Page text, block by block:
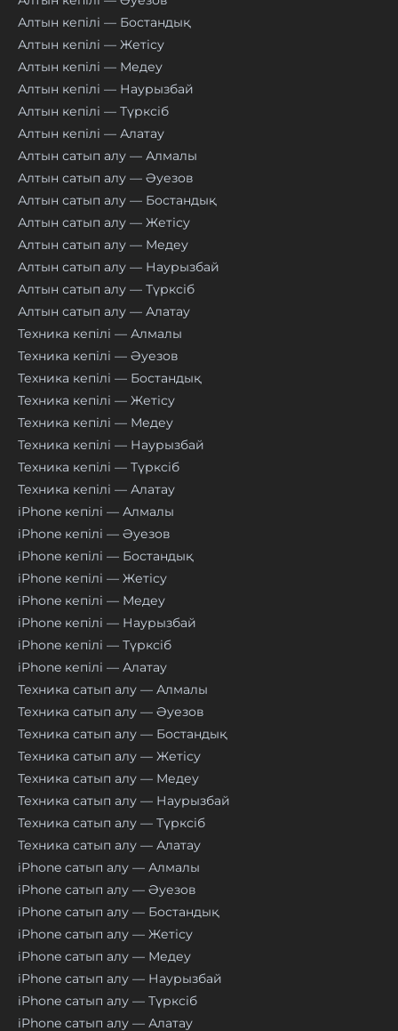
Алтын кепілі — Бостандық
Алтын кепілі — Жетісу
Алтын кепілі — Медеу
Алтын кепілі — Наурызбай
Алтын кепілі — Түрксіб
Алтын кепілі — Алатау
Алтын сатып алу — Алмалы
Алтын сатып алу — Әуезов
Алтын сатып алу — Бостандық
Алтын сатып алу — Жетісу
Алтын сатып алу — Медеу
Алтын сатып алу — Наурызбай
Алтын сатып алу — Түрксіб
Алтын сатып алу — Алатау
Техника кепілі — Алмалы
Техника кепілі — Әуезов
Техника кепілі — Бостандық
Техника кепілі — Жетісу
Техника кепілі — Медеу
Техника кепілі — Наурызбай
Техника кепілі — Түрксіб
Техника кепілі — Алатау
iPhone кепілі — Алмалы
iPhone кепілі — Әуезов
iPhone кепілі — Бостандық
iPhone кепілі — Жетісу
iPhone кепілі — Медеу
iPhone кепілі — Наурызбай
iPhone кепілі — Түрксіб
iPhone кепілі — Алатау
Техника сатып алу — Алмалы
Техника сатып алу — Әуезов
Техника сатып алу — Бостандық
Техника сатып алу — Жетісу
Техника сатып алу — Медеу
Техника сатып алу — Наурызбай
Техника сатып алу — Түрксіб
Техника сатып алу — Алатау
iPhone сатып алу — Алмалы
iPhone сатып алу — Әуезов
iPhone сатып алу — Бостандық
iPhone сатып алу — Жетісу
iPhone сатып алу — Медеу
iPhone сатып алу — Наурызбай
iPhone сатып алу — Түрксіб
iPhone сатып алу — Алатау